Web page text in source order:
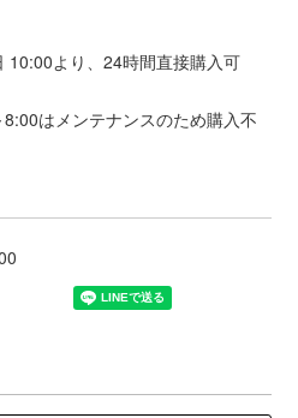
10:00より、24時間直接購入可
はメンテナンスのため購入不